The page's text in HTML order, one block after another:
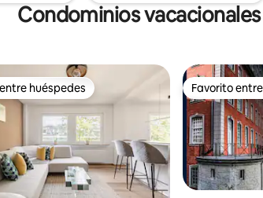
Condominios
huéspedes
huéspedes Favorito
Favorito